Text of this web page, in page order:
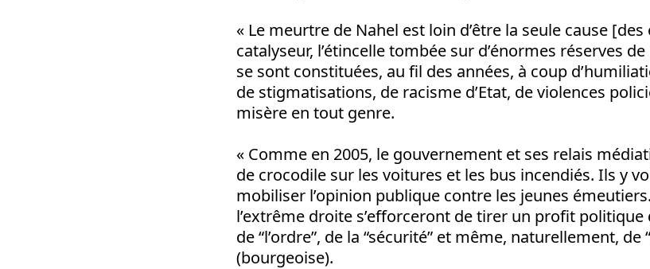
« Le meurtre de Nahel est loin d’être la seule cause
catalyseur, l’étincelle tombée sur d’énormes réserves
se sont constituées, au fil des années, à coup
de stigmatisations, de racisme d’Etat, de violences
misère en tout genre.
« Comme en 2005, le gouvernement et ses relais
de crocodile sur les voitures et les bus incendiés. Ils y
mobiliser l’opinion publique contre les jeunes
l’extrême droite s’efforceront de tirer un profit
de “l’ordre”, de la “sécurité” et même, naturellement, de
(bourgeoise).